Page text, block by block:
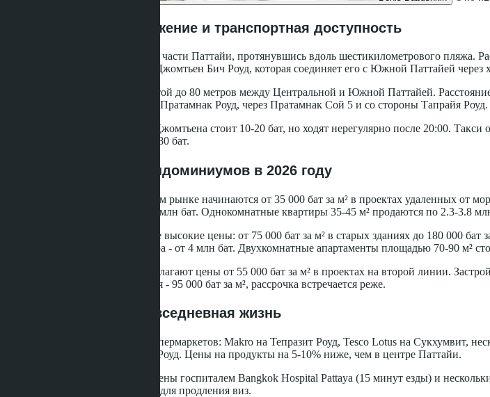
Географическое положение и транспортная доступность
Джомтьен расположен в южной части Паттайи, протянувшись вдоль шестикилометрового пляжа.
транспортная артерия района - Джомтьен Бич Роуд, которая соединяет его с Южной Паттайей через
Пратамнак занимает холм высотой до 80 метров между Центральной и Южной Паттайей.
основных подъезда: со стороны Пратамнак Роуд, через Пратамнак Сой 5 и со стороны Тапрайя
Сонгтео до центра Паттайи из Джомтьена стоит 10-20 бат, но ходят нерегулярно после 20:00.
или доехать на мототакси за 50-80 бат.
Ценовой диапазон кондоминиумов в 2026 году
В Джомтьене цены на вторичном рынке начинаются от 35 000 бат за м² в проектах удаленных от
25-30 м² можно найти за 1.2-1.8 млн бат. Однокомнатные квартиры 35-45 м² продаются по 2.3-3.8
Пратамнак демонстрирует более высокие цены: от 75 000 бат за м² в старых зданиях до 180 000
млн бат, однокомнатная квартира - от 4 млн бат. Двухкомнатные апартаменты площадью 70-90 м²
Новостройки в Джомтьене предлагают цены от 55 000 бат за м² в проектах на второй линии.
минимальная цена нового жилья - 95 000 бат за м², рассрочка встречается реже.
Инфраструктура и повседневная жизнь
Джомтьен располагает сетью супермаркетов: Makro на Тепразит Роуд, Tesco Lotus на Сукхумвит,
Джомтьен Бич Роуд и Тепразит Роуд. Цены на продукты на 5-10% ниже, чем в центре Паттайи.
Медицинские услуги представлены госпиталем Bangkok Hospital Pattaya (15 минут езды) и
Джомтьене на сое 5, что удобно для продления виз.